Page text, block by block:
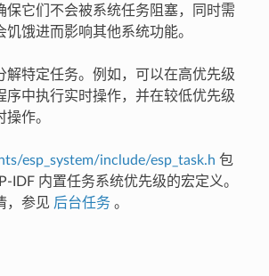
保它们不会被系统任务阻塞，同时需
饿进而影响其他系统功能。
解特定任务。例如，可以在高优先级
序中执行实时操作，并在较低优先级
作。
esp_system/include/esp_task.h 包
IDF 内置任务系统优先级的宏定义。
，参见 后台任务。